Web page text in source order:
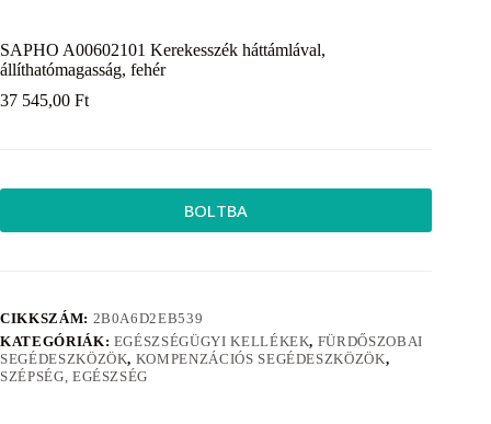
SAPHO A00602101 Kerekesszék háttámlával,
állíthatómagasság, fehér
37 545,00 Ft
BOLTBA
CIKKSZÁM: 2B0A6D2EB539
KATEGÓRIÁK: EGÉSZSÉGÜGYI KELLÉKEK, FÜRDŐSZOBAI
SEGÉDESZKÖZÖK, KOMPENZÁCIÓS SEGÉDESZKÖZÖK,
SZÉPSÉG, EGÉSZSÉG